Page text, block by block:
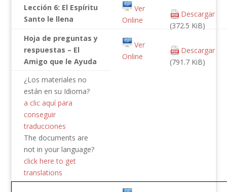
Lección 6: El Espíritu
Santo le llena
Ver
Online
Descargar
(372.5 KiB)
Hoja de preguntas y
respuestas – El
Amigo que le Ayuda
Ver
Online
Descargar
(791.7 KiB)
¿Los materiales no
están en su Idioma?
a clic aquí para
conseguir
traducciones
The documents are
not in your language?
click here to get
translations